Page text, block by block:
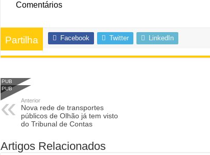
Comentários
Partilha Facebook Twitter LinkedIn
PUB
PUB
Anterior
Nova rede de transportes
públicos de Olhão já tem visto
do Tribunal de Contas
Artigos Relacionados